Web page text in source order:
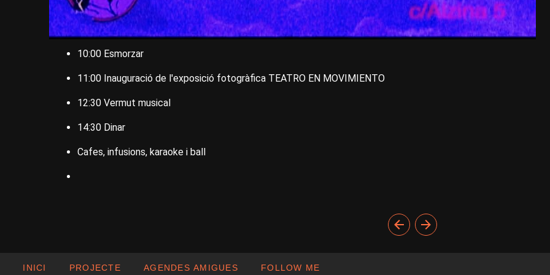
10:00 Esmorzar
11:00 Inauguració de l'exposició fotogràfica TEATRO EN MOVIMIENTO
12:30 Vermut musical
14:30 Dinar
Cafes, infusions, karaoke i ball
INICI PROJECTE AGENDES AMIGUES FOLLOW ME